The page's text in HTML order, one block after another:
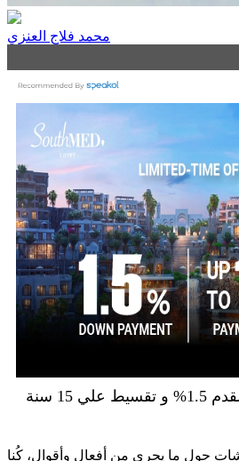
محمد فلاج العنزي
15 سنة
حول ما يجري من أفعال وأقوال، كُنا